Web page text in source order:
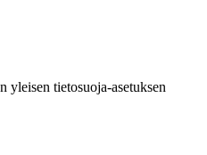
yleisen tietosuoja-asetuksen